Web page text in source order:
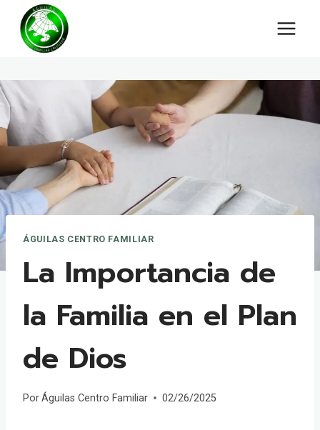
Saltar
contenido
ÁGUILAS CENTRO FAMILIAR
La Importancia de
la Familia en el Plan
de Dios
PorÁguilas Centro Familiar 02/26/2025